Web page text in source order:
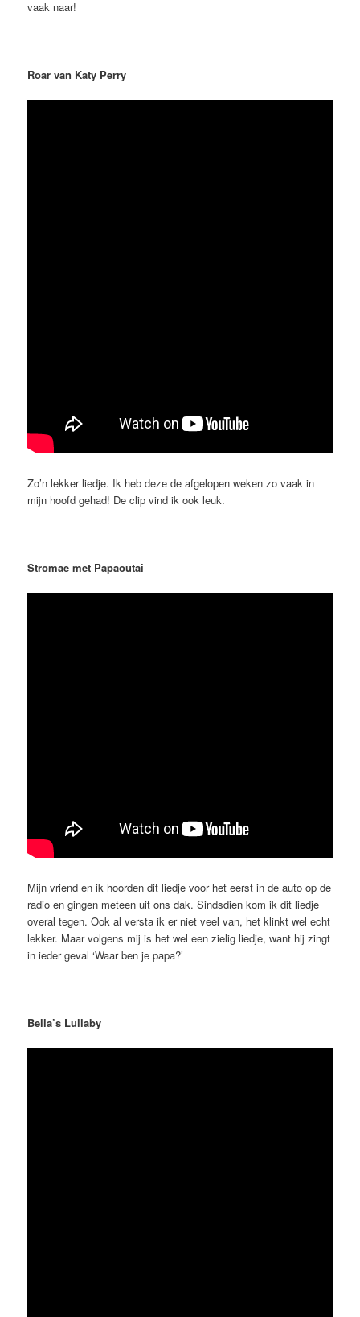
vaak naar!
Roar van Katy Perry
Zo’n lekker liedje. Ik heb deze de afgelopen weken zo vaak in
mijn hoofd gehad! De clip vind ik ook leuk.
Stromae met Papaoutai
Mijn vriend en ik hoorden dit liedje voor het eerst in de auto op de
radio en gingen meteen uit ons dak. Sindsdien kom ik dit liedje
overal tegen. Ook al versta ik er niet veel van, het klinkt wel echt
lekker. Maar volgens mij is het wel een zielig liedje, want hij zingt
in ieder geval ‘Waar ben je papa?’
Bella’s Lullaby